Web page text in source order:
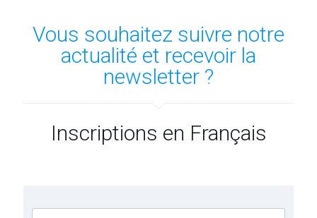
Vous souhaitez suivre notre
actualité et recevoir la
newsletter ?
Inscriptions en Français